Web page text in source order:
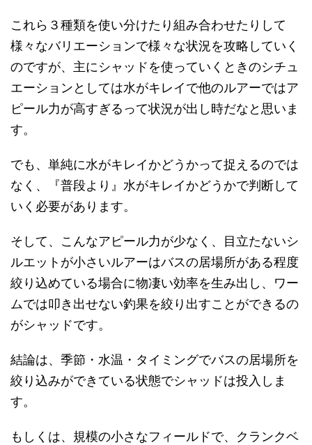
これら３種類を使い分けたり組み合わせたりして
様々なバリエーションで様々な状況を攻略していく
のですが、主にシャッドを使っていくときのシチュ
エーションとしては水がキレイで他のルアーではア
ピール力が高すぎるって状況が出し時だなと思いま
す。
でも、単純に水がキレイかどうかって捉えるのでは
なく、『普段より』水がキレイかどうかで判断して
いく必要があります。
そして、こんなアピール力が少なく、目立たないシ
ルエットが小さいルアーはバスの居場所がある程度
絞り込めている場合に物凄い効率を生み出し、ワー
ムでは叩き出せない釣果を絞り出すことができるの
がシャッドです。
結論は、季節・水温・タイミングでバスの居場所を
絞り込みができている状態でシャッドは投入しま
す。
もしくは、規模の小さなフィールドで、クランクベ